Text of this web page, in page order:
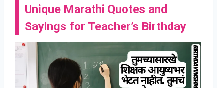
Unique Marathi Quotes and
Sayings for Teacher’s Birthday